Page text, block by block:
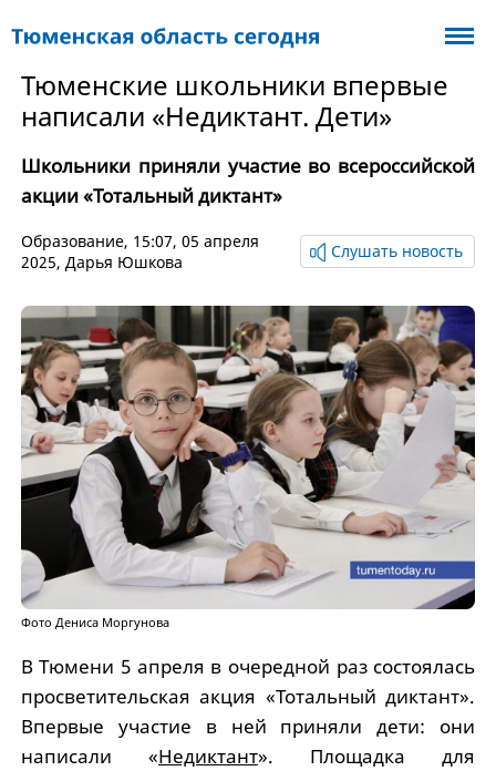
Тюменские школьники впервые
написали «Недиктант. Дети»
Школьники приняли участие во всероссийской
акции «Тотальный диктант»
Образование, 15:07, 05 апреля
2025, Дарья Юшкова
Слушать новость
Фото Дениса Моргунова
В Тюмени 5 апреля в очередной раз состоялась
просветительская акция «Тотальный диктант».
Впервые участие в ней приняли дети: они
написали «Недиктант». Площадка для